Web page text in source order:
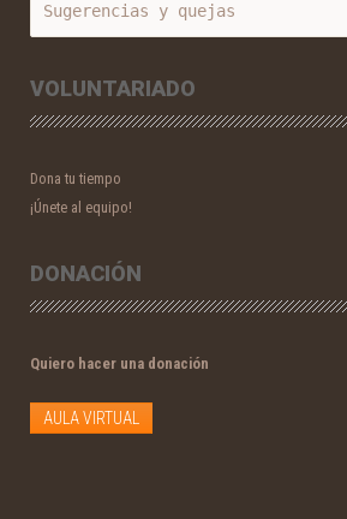
Sugerencias y quejas
VOLUNTARIADO
Dona tu tiempo
¡Únete al equipo!
DONACIÓN
Quiero hacer una donación
AULA VIRTUAL